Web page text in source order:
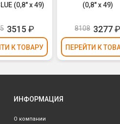
(0,8" х 49)
3515 ₽
К ТОВАРУ
(0,8" х 49)
8108 3277₽
ПЕРЕЙТИ К
ИНФОРМАЦИЯ
О компании